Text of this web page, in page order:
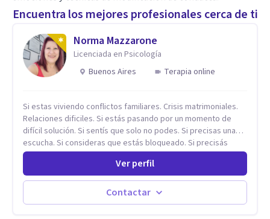
Encuentra los mejores profesionales cerca de ti
Norma Mazzarone
Licenciada en Psicología
Buenos Aires
Terapia online
Si estas viviendo conflictos familiares. Crisis matrimoniales.
Relaciones dificiles. Si estás pasando por un momento de
difícil solución. Si sentís que solo no podes. Si precisas una
escucha. Si consideras que estás bloqueado. Si precisás
comprensión. Si no logras definir proyectos, objetivos,
sueños, deseos. Si pensás que lo que te pasa no es tan
grave, pero podría ayudar. Si estás en adicciones y tu
intención es hacer algo con lo que te está pasando. No dudes
en comunicarte a fin de comenzar a resolver la situación que
Ver perfil
Contactar